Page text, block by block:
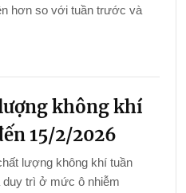
hơn so với tuần trước và
không khí
15/2/2026
lượng không khí tuần
trì ở mức ô nhiễm